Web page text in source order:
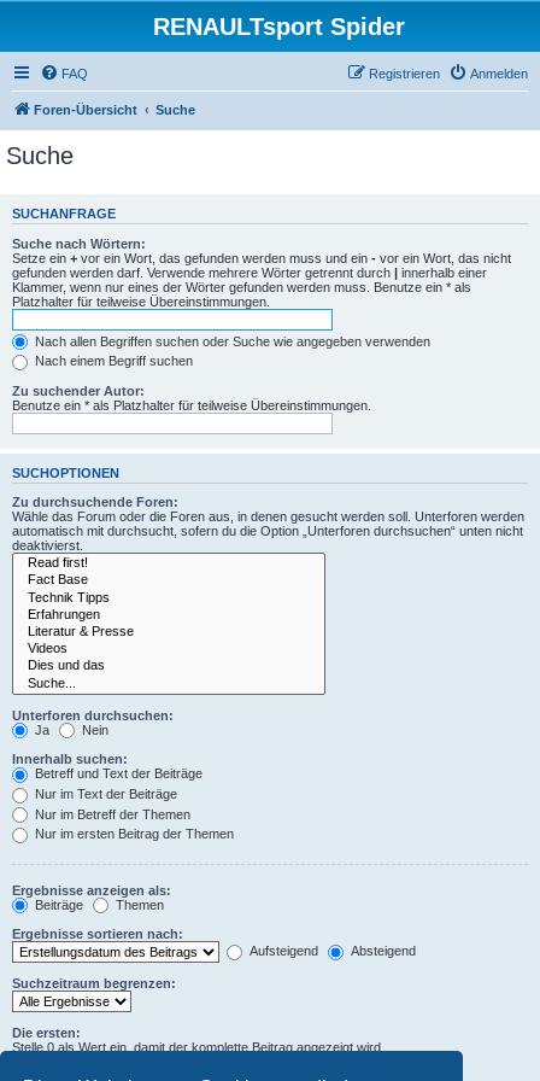
RENAULTsport Spider
FAQ Anmelden
Registrieren
Foren-Übersicht Suche
Suche
SUCHANFRAGE
Suche nach Wörtern:
Setze ein + vor ein Wort, das gefunden werden muss und ein - vor ein Wort, das nicht
gefunden werden darf. Verwende mehrere Wörter getrennt durch | innerhalb einer
Klammer, wenn nur eines der Wörter gefunden werden muss. Benutze ein * als
Platzhalter für teilweise Übereinstimmungen.
Nach allen Begriffen suchen oder Suche wie angegeben verwenden
Nach einem Begriff suchen
Zu suchender Autor:
Benutze ein * als Platzhalter für teilweise Übereinstimmungen.
SUCHOPTIONEN
Zu durchsuchende Foren:
Wähle das Forum oder die Foren aus, in denen gesucht werden soll. Unterforen werden
automatisch mit durchsucht, sofern du die Option „Unterforen durchsuchen“ unten nicht
deaktivierst.
Unterforen durchsuchen:
Ja
Nein
Innerhalb suchen:
Betreff und Text der Beiträge
Nur im Text der Beiträge
Nur im Betreff der Themen
Nur im ersten Beitrag der Themen
Ergebnisse anzeigen als:
Beiträge
Themen
Ergebnisse sortieren nach:
Aufsteigend
Absteigend
Suchzeitraum begrenzen:
Die ersten:
Stelle 0 als Wert ein, damit der komplette Beitrag angezeigt wird.